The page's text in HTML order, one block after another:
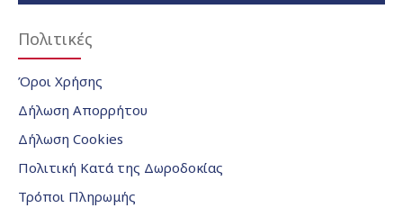
Πολιτικές
Όροι Χρήσης
Δήλωση Απορρήτου
Δήλωση Cookies
Πολιτική Κατά της Δωροδοκίας
Τρόποι Πληρωμής